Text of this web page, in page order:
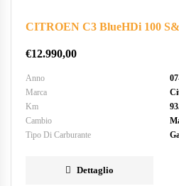
CITROEN C3 BlueHDi 100
€12.990,00
Anno
Marca
Km
Cambio
Tipo Di Carburante
Dettaglio